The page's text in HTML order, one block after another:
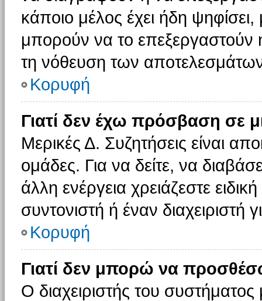
κάποιο μέλος έχει ήδη ψηφίσει,
μπορούν να το επεξεργαστούν
τη νόθευση των
Κορυφή
Γιατί δεν έχω πρόσβαση σε
Μερικές Δ. Συζητήσεις είναι
ομάδες. Για να δείτε, να
άλλη ενέργεια χρειάζεστε
συντονιστή ή έναν διαχειριστή
Κορυφή
Γιατί δεν μπορώ να
Ο διαχειριστής του